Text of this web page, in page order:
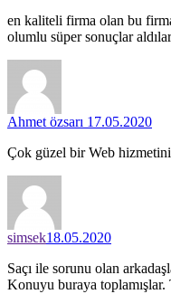
en kaliteli firma olan bu
olumlu süper sonuçlar
Ahmet özsarı 17.05.2020
Çok güzel bir Web
simsek18.05.2020
Saçı ile sorunu olan
Konuyu buraya toplamışlar.